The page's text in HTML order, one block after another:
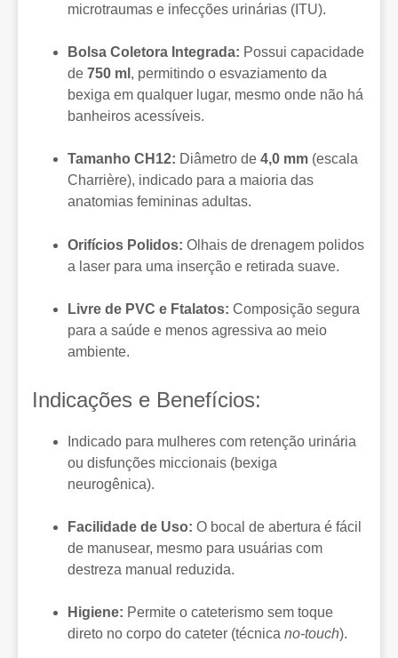
microtraumas e infecções urinárias (ITU).
Bolsa Coletora Integrada: Possui capacidade
de 750 ml , permitindo o esvaziamento da
bexiga em qualquer lugar, mesmo onde não há
banheiros acessíveis.
Tamanho CH12: Diâmetro de 4,0 mm (escala
Charrière), indicado para a maioria das
anatomias femininas adultas.
Orifícios Polidos: Olhais de drenagem polidos
a laser para uma inserção e retirada suave.
Livre de PVC e Ftalatos: Composição segura
para a saúde e menos agressiva ao meio
ambiente.
Indicações e Benefícios:
Indicado para mulheres com retenção urinária
ou disfunções miccionais (bexiga
neurogênica).
Facilidade de Uso: O bocal de abertura é fácil
de manusear, mesmo para usuárias com
destreza manual reduzida.
Higiene: Permite o cateterismo sem toque
direto no corpo do cateter (técnica no-touch).